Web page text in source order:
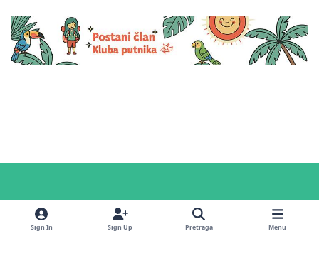
© 2026 Klub putnika. Sva prava zadržana. Sadržaj u
sekciji i na
Sign In Sign Up Pretraga Menu